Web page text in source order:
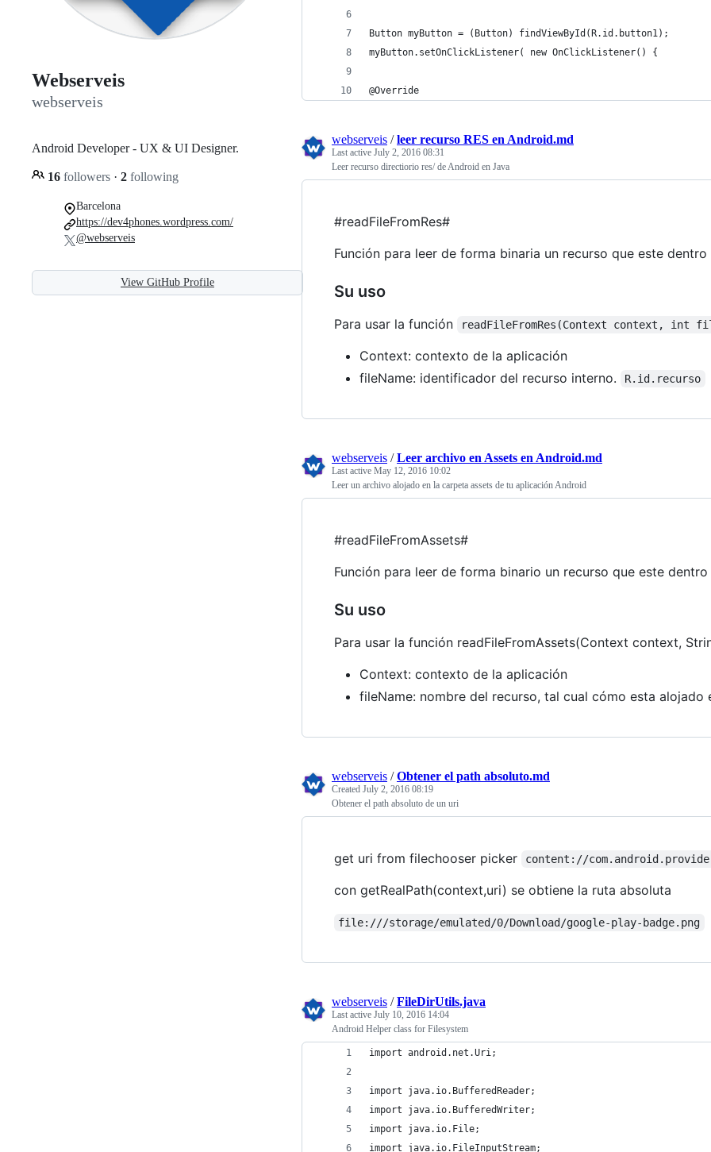
Webserveis
webserveis
Android Developer - UX & UI Designer.
16 followers · 2 following
Barcelona
https://dev4phones.wordpress.com/
@webserveis
View GitHub Profile
Button myButton = (Button) findViewById(R.id.button1);
myButton.setOnClickListener( new OnClickListener() {
@Override
webserveis /leer recurso RES en Android.md
Last active July 2, 2016 08:31
Leer recurso directiorio res/ de Android en Java
#readFileFromRes#
Función para leer de forma binaria un recurso que este
Su uso
Para usar la función readFileFromRes(Context context, int
Context: contexto de la aplicación
fileName: identificador del recurso interno.
R.id.recurso
webserveis /Leer archivo en Assets en Android.md
Last active May 12, 2016 10:02
Leer un archivo alojado en la carpeta assets de tu aplicación Android
#readFileFromAssets#
Función para leer de forma binario un recurso que este
Su uso
Para usar la función readFileFromAssets(Context context,
Context: contexto de la aplicación
fileName: nombre del recurso, tal cual cómo esta
webserveis /Obtener el path absoluto.md
Created July 2, 2016 08:19
Obtener el path absoluto de un uri
get uri from filechooser picker content://
con getRealPath(context,uri) se obtiene la ruta absoluta
file:///storage/emulated/0/Download/google-play-badge.png
webserveis /FileDirUtils.java
Last active July 10, 2016 14:04
Android Helper class for Filesystem
import android.net.Uri;
import java.io.BufferedReader;
import java.io.BufferedWriter;
import java.io.File;
import java.io.FileInputStream;